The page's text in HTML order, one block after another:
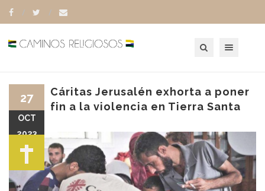
Cáritas Jerusalén exhorta a poner
fin a la violencia en Tierra Santa
27
OCT
2023